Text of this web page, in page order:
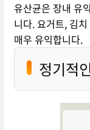
유산균은 장내 유
니다. 요거트, 김
매우 유익합니다.
정기적